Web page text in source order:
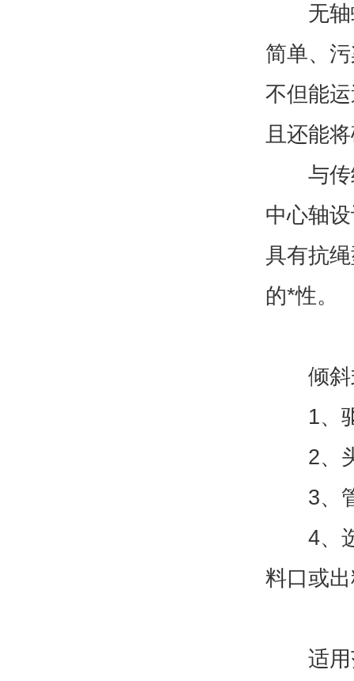
无轴螺
简单、
不但能
且还能
与传统
中心轴
具有抗
的*性。
倾斜
1、驱
2、头
3、管
4、选
料口或
适用